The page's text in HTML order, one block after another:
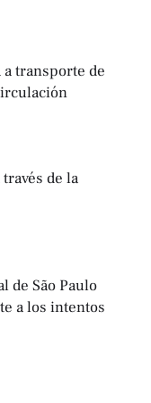
transporte de
través de la
de São Paulo
a los intentos